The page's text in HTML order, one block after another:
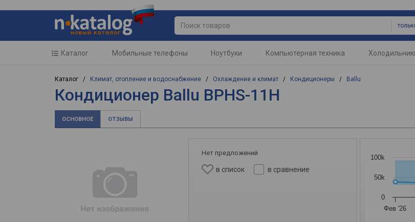
Каталог Мобильные телефоны Ноутбуки Компьютерная техника
Каталог / Климат, отопление и водоснабжение / Охлаждение и климат / Кондиционеры / Ballu
Кондиционер Ballu BPHS-11H
ОСНОВНОЕ ОТЗЫВЫ
Нет предложений
в список в сравнение
Фев '26
0
50k
100k